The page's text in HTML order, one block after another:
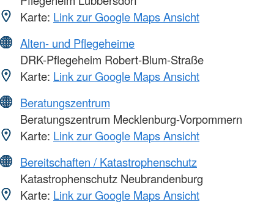
Karte: Link zur Google Maps Ansicht
Alten- und Pflegeheime
DRK-Pflegeheim Robert-Blum-Straße
Karte: Link zur Google Maps Ansicht
Beratungszentrum
Beratungszentrum Mecklenburg-Vorpommern
Karte: Link zur Google Maps Ansicht
Bereitschaften / Katastrophenschutz
Katastrophenschutz Neubrandenburg
Karte: Link zur Google Maps Ansicht